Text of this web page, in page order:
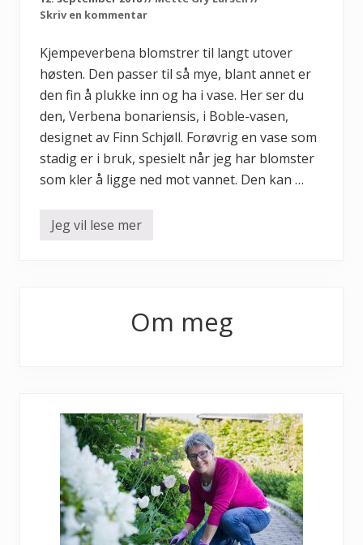
o
m
t
e
r
Skriv en kommentar
Kjempeverbena blomstrer til langt utover
høsten. Den passer til så mye, blant annet er
den fin å plukke inn og ha i vase. Her ser du
den, Verbena bonariensis, i Boble-vasen,
designet av Finn Schjøll. Forøvrig en vase som
stadig er i bruk, spesielt når jeg har blomster
som kler å ligge ned mot vannet. Den kan …
K
a
r
d
u
g
e
d
e
a
Jeg vil lese mer
Om meg